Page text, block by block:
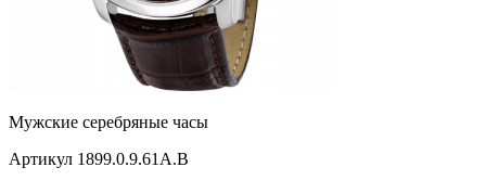
Мужские серебряные часы
Артикул 1899.0.9.61A.B